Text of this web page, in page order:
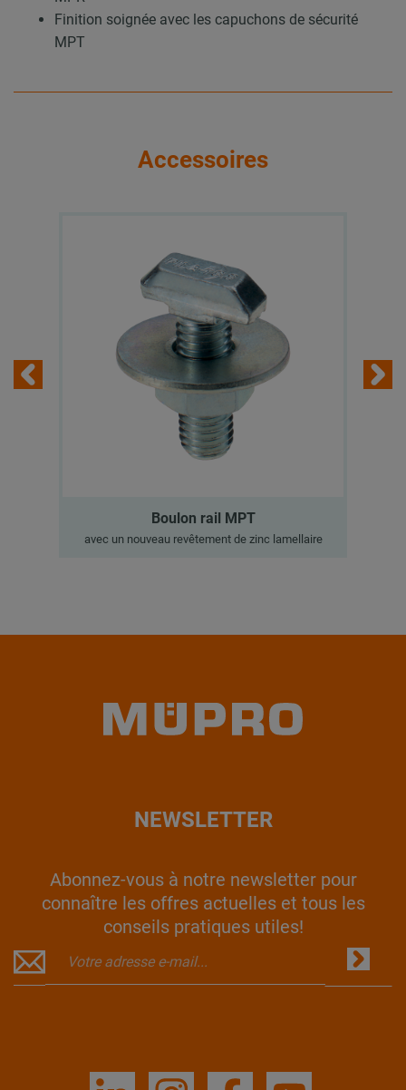
Finition soignée avec les capuchons de sécurité
MPT
Accessoires
Boulon rail MPT
avec un nouveau revêtement de zinc lamellaire
NEWSLETTER
Abonnez-vous à notre newsletter pour
connaître les offres actuelles et tous les
conseils pratiques utiles!